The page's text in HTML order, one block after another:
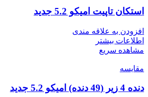
استکان تاپیت امیکو 5.2 جدید
افزودن به علاقه مندی
اطلاعات بیشتر
مشاهده سریع
مقایسه
دنده 4 زیر (49 دنده) امیکو 5.2 جدید